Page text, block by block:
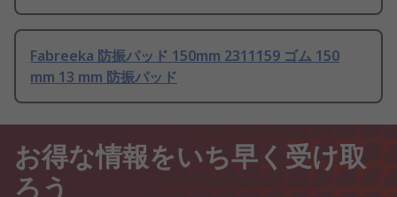
Fabreeka 防振パッド 150mm 2311159 ゴム 150
mm 13 mm 防振パッド
お得な情報をいち早く受け取
ろう